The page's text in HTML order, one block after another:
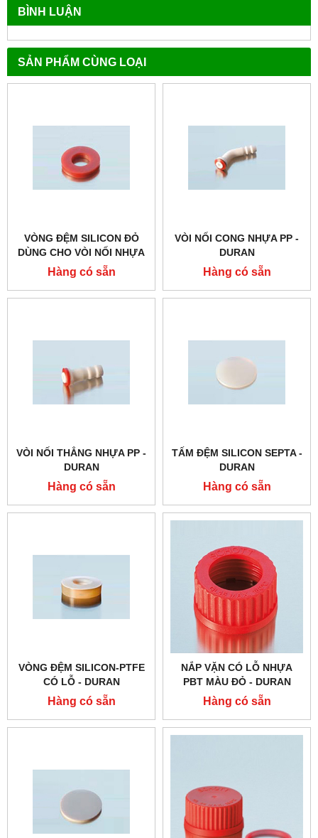
BÌNH LUẬN
SẢN PHẨM CÙNG LOẠI
VÒNG ĐỆM SILICON ĐỎ
DÙNG CHO VÒI NỐI NHỰA
PP - DURAN
Hàng có sẵn
VÒI NỐI CONG NHỰA PP -
DURAN
Hàng có sẵn
VÒI NỐI THẲNG NHỰA PP -
DURAN
Hàng có sẵn
TẤM ĐỆM SILICON SEPTA -
DURAN
Hàng có sẵn
VÒNG ĐỆM SILICON-PTFE
CÓ LỖ - DURAN
Hàng có sẵn
NẮP VẶN CÓ LỖ NHỰA
PBT MÀU ĐỎ - DURAN
Hàng có sẵn